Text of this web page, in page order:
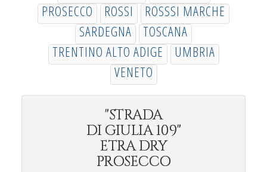
PROSECCO
ROSSI
ROSSSI MARCHE
SARDEGNA
TOSCANA
TRENTINO ALTO ADIGE
UMBRIA
VENETO
"STRADA
DI GIULIA 109"
ETRA DRY
PROSECCO